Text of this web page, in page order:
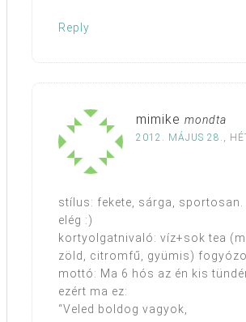
Reply
mimike mondta
2012. MÁJUS 28.,
stílus: fekete, sárga, sportosan.
elég :)
kortyolgatnivaló: víz+sok tea
zöld, citromfű, gyümis)
mottó: Ma 6 hós az én kis
ezért ma ez:
“Veled boldog vagyok,